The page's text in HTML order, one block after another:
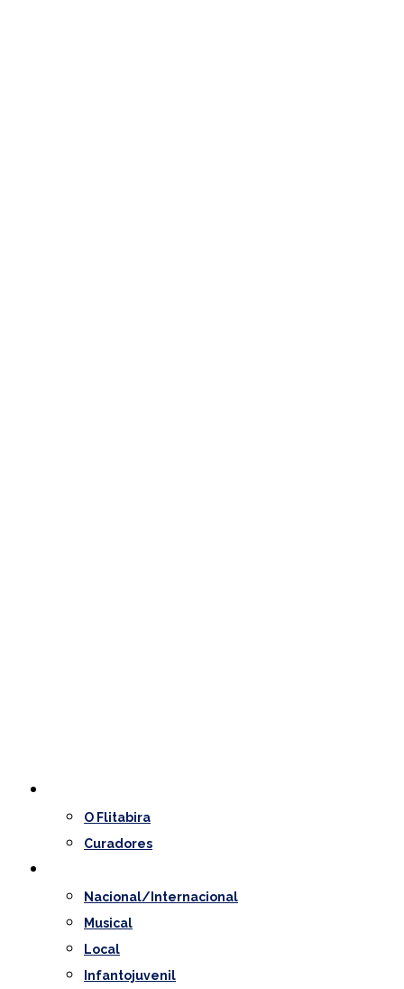
O Flitabira
Curadores
Nacional/Internacional
Musical
Local
Infantojuvenil